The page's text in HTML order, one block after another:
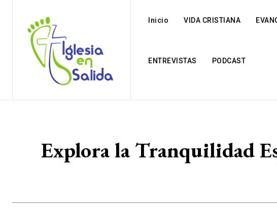
Inicio VIDA CRISTIANA
ENTREVISTAS PODCAST
Explora la Tranquilidad